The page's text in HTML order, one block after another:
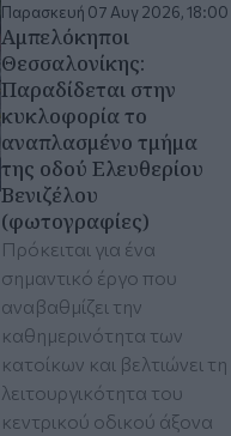
Παρασκευή 07 Αυγ 2026, 18:00
Αμπελόκηποι
Θεσσαλονίκης:
Παραδίδεται στην
κυκλοφορία το
αναπλασμένο τμήμα
της οδού Ελευθερίου
Βενιζέλου
(φωτογραφίες)
Πρόκειται για ένα
σημαντικό έργο που
αναβαθμίζει την
καθημερινότητα των
κατοίκων και βελτιώνει τη
λειτουργικότητα του
κεντρικού οδικού άξονα